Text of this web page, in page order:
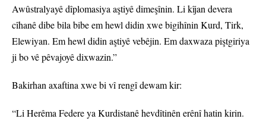
Awûstralyayê dîplomasiya aştiyê dimeşînin. Li kîjan devera
cîhanê dibe bila bibe em hewl didin xwe bigihînin Kurd, Tirk,
Elewiyan. Em hewl didin aştiyê vebêjin. Em daxwaza piştgiriya
ji bo vê pêvajoyê dixwazin.”
Bakirhan axaftina xwe bi vî rengî dewam kir:
“Li Herêma Federe ya Kurdistanê hevdîtinên erênî hatin kirin.